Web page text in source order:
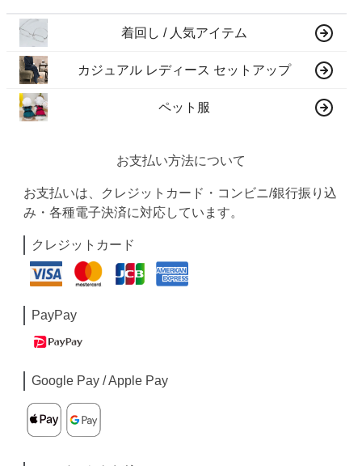
着回し / 人気アイテム
カジュアル レディース セットアップ
ペット服
お支払い方法について
お支払いは、クレジットカード・コンビニ/銀行振り込
み・各種電子決済に対応しています。
クレジットカード
PayPay
Google Pay / Apple Pay